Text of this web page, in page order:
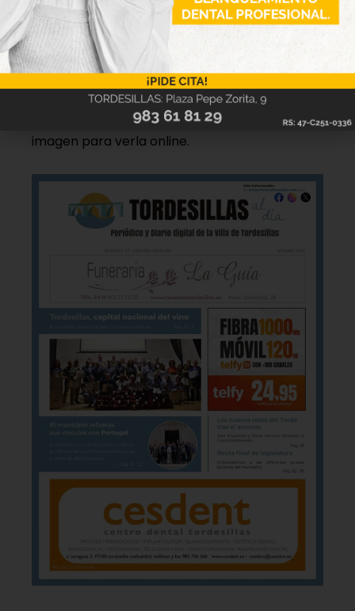
Nueva edición
disponible
Hazte ya con la trigésimo séptima edición de
la revista Tordesillas al día. Haz clic sobre la
imagen para verla online.